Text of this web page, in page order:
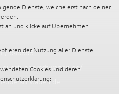
/ 949595
oberschwaben.de/
oberschwaben.de
Dienste, welche erst nach deiner
an und klicke auf Übernehmen:
der Nutzung aller Dienste
Cookies und deren